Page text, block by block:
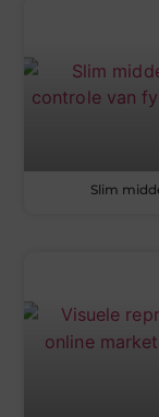
Slim